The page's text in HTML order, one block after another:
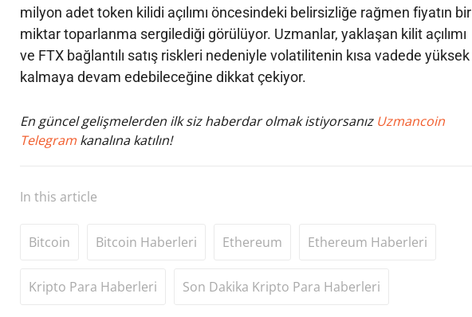
milyon adet token kilidi açılımı öncesindeki belirsizliğe rağmen fiyatın bir
miktar toparlanma sergilediği görülüyor. Uzmanlar, yaklaşan kilit açılımı
ve FTX bağlantılı satış riskleri nedeniyle volatilitenin kısa vadede yüksek
kalmaya devam edebileceğine dikkat çekiyor.
En güncel gelişmelerden ilk siz haberdar olmak istiyorsanız Uzmancoin
Telegram kanalına katılın!
In this article
Bitcoin Bitcoin Haberleri Ethereum Ethereum Haberleri
Kripto Para Haberleri Son Dakika Kripto Para Haberleri